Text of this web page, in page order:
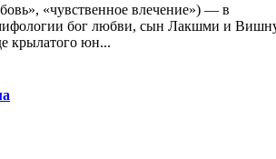
«чувственное влечение») — в
бог любви, сын Лакшми и
крылатого юн...